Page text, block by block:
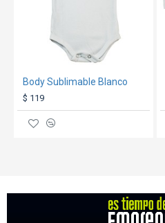
Body Sublimable Blanco
$ 119